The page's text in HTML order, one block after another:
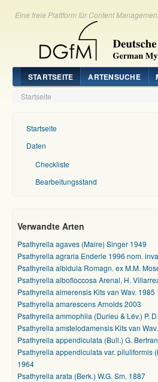
Eine freie Plattform für Content
STARTSEITE ARTENSUCHE
Startseite
Startseite
Daten
Checkliste
Bearbeitungsstand
Verwandte Arten
Psathyrella agaves (Maire) Singer 1949
Psathyrella agraria Enderle 1996 nom.
Psathyrella albidula Romagn. ex M.M.
Psathyrella albofloccosa Arenal, H.
Psathyrella almerensis Kits van Wav. 1985
Psathyrella amarescens Arnolds 2003
Psathyrella ammophila (Durieu & Lév.) P.
Psathyrella amstelodamensis Kits van
Psathyrella appendiculata (Bull.) G.
Psathyrella appendiculata var. piluliformis
1964
Psathyrella arata (Berk.) W.G. Sm. 1887